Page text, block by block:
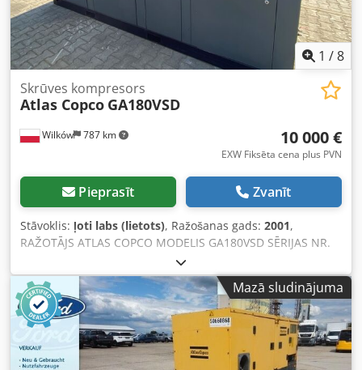
1 /8
Wilków 787 km
Skrūves kompresors
Atlas Copco GA180VSD
10 000 €
EXW Fiksēta cena plus PVN
Pieprasīt Zvanīt
Stāvoklis: ļoti labs (lietots), Ražošanas gads: 2001,
RAŽOTĀJS ATLAS COPCO MODELIS GA180VSD SĒRIJAS NR.
AIF072891 RAŽOŠANAS GADS 2001 JAUDA (kW) 181 RAŽĪBA
(m3/min) PIEDZIŅAS SPIEDIENS (bar) 12.50 DARBA LAIKS
(STUNDAS/KOPĒJAIS) 85719 FREKVENČU PĀRVEIDOTĀJS jā
IEBŪVĒTS ŽĶĪVĒTĀJS nē Dcedpezq An Njfx Abzjk
SILUMMAIŅATĀJS nē DZESĒŠANA (GAISA/ŪDENS) gaiss UZ
UZGLABĀTĀJAS nē DOKUMENTĀCIJA nē PIEVIENOJUMS 2
1/2 JAUNS/LIETOTS LIETOTS
Mazā sludinājuma